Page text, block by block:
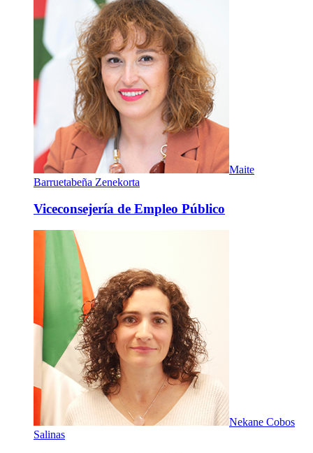
Maite
Barruetabeña Zenekorta
Viceconsejería de Empleo Público
Nekane Cobos
Salinas